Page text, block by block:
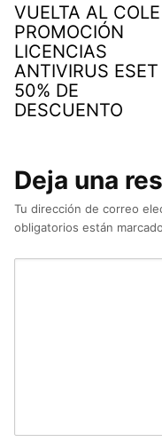
VUELTA AL COLE
PROMOCIÓN
LICENCIAS
ANTIVIRUS ESET
50% DE
DESCUENTO
Deja una
Tu dirección de correo
obligatorios están